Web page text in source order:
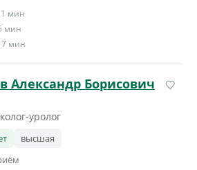
мин
мин
мин
Александр Борисович
уролог
высшая